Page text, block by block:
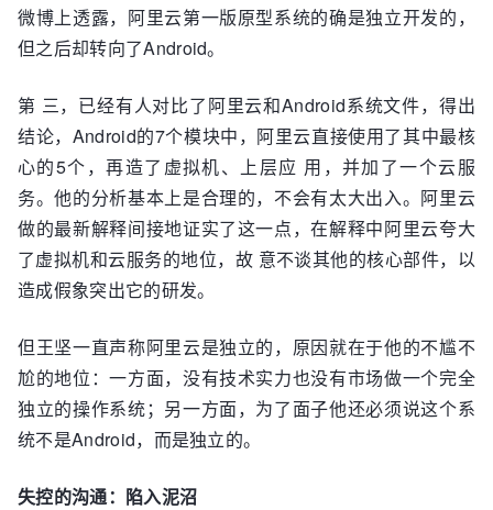
微博上透露，阿里云第一版原型系统的确是独立开发的，
但之后却转向了Android。
第 三，已经有人对比了阿里云和Android系统文件，得出
结论，Android的7个模块中，阿里云直接使用了其中最核
心的5个，再造了虚拟机、上层应 用，并加了一个云服
务。他的分析基本上是合理的，不会有太大出入。阿里云
做的最新解释间接地证实了这一点，在解释中阿里云夸大
了虚拟机和云服务的地位，故 意不谈其他的核心部件，以
造成假象突出它的研发。
但王坚一直声称阿里云是独立的，原因就在于他的不尴不
尬的地位：一方面，没有技术实力也没有市场做一个完全
独立的操作系统；另一方面，为了面子他还必须说这个系
统不是Android，而是独立的。
失控的沟通：陷入泥沼